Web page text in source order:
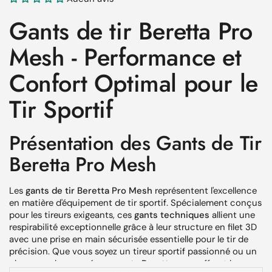
Gants de tir Beretta Pro
Mesh - Performance et
Confort Optimal pour le
Tir Sportif
Présentation des Gants de Tir
Beretta Pro Mesh
Les gants de tir Beretta Pro Mesh représentent l'excellence
en matière d'équipement de tir sportif. Spécialement conçus
pour les tireurs exigeants, ces gants techniques allient une
respirabilité exceptionnelle grâce à leur structure en filet 3D
avec une prise en main sécurisée essentielle pour le tir de
précision. Que vous soyez un tireur sportif passionné ou un
chasseur chevronné, ces
gants Beretta
vous offrent le